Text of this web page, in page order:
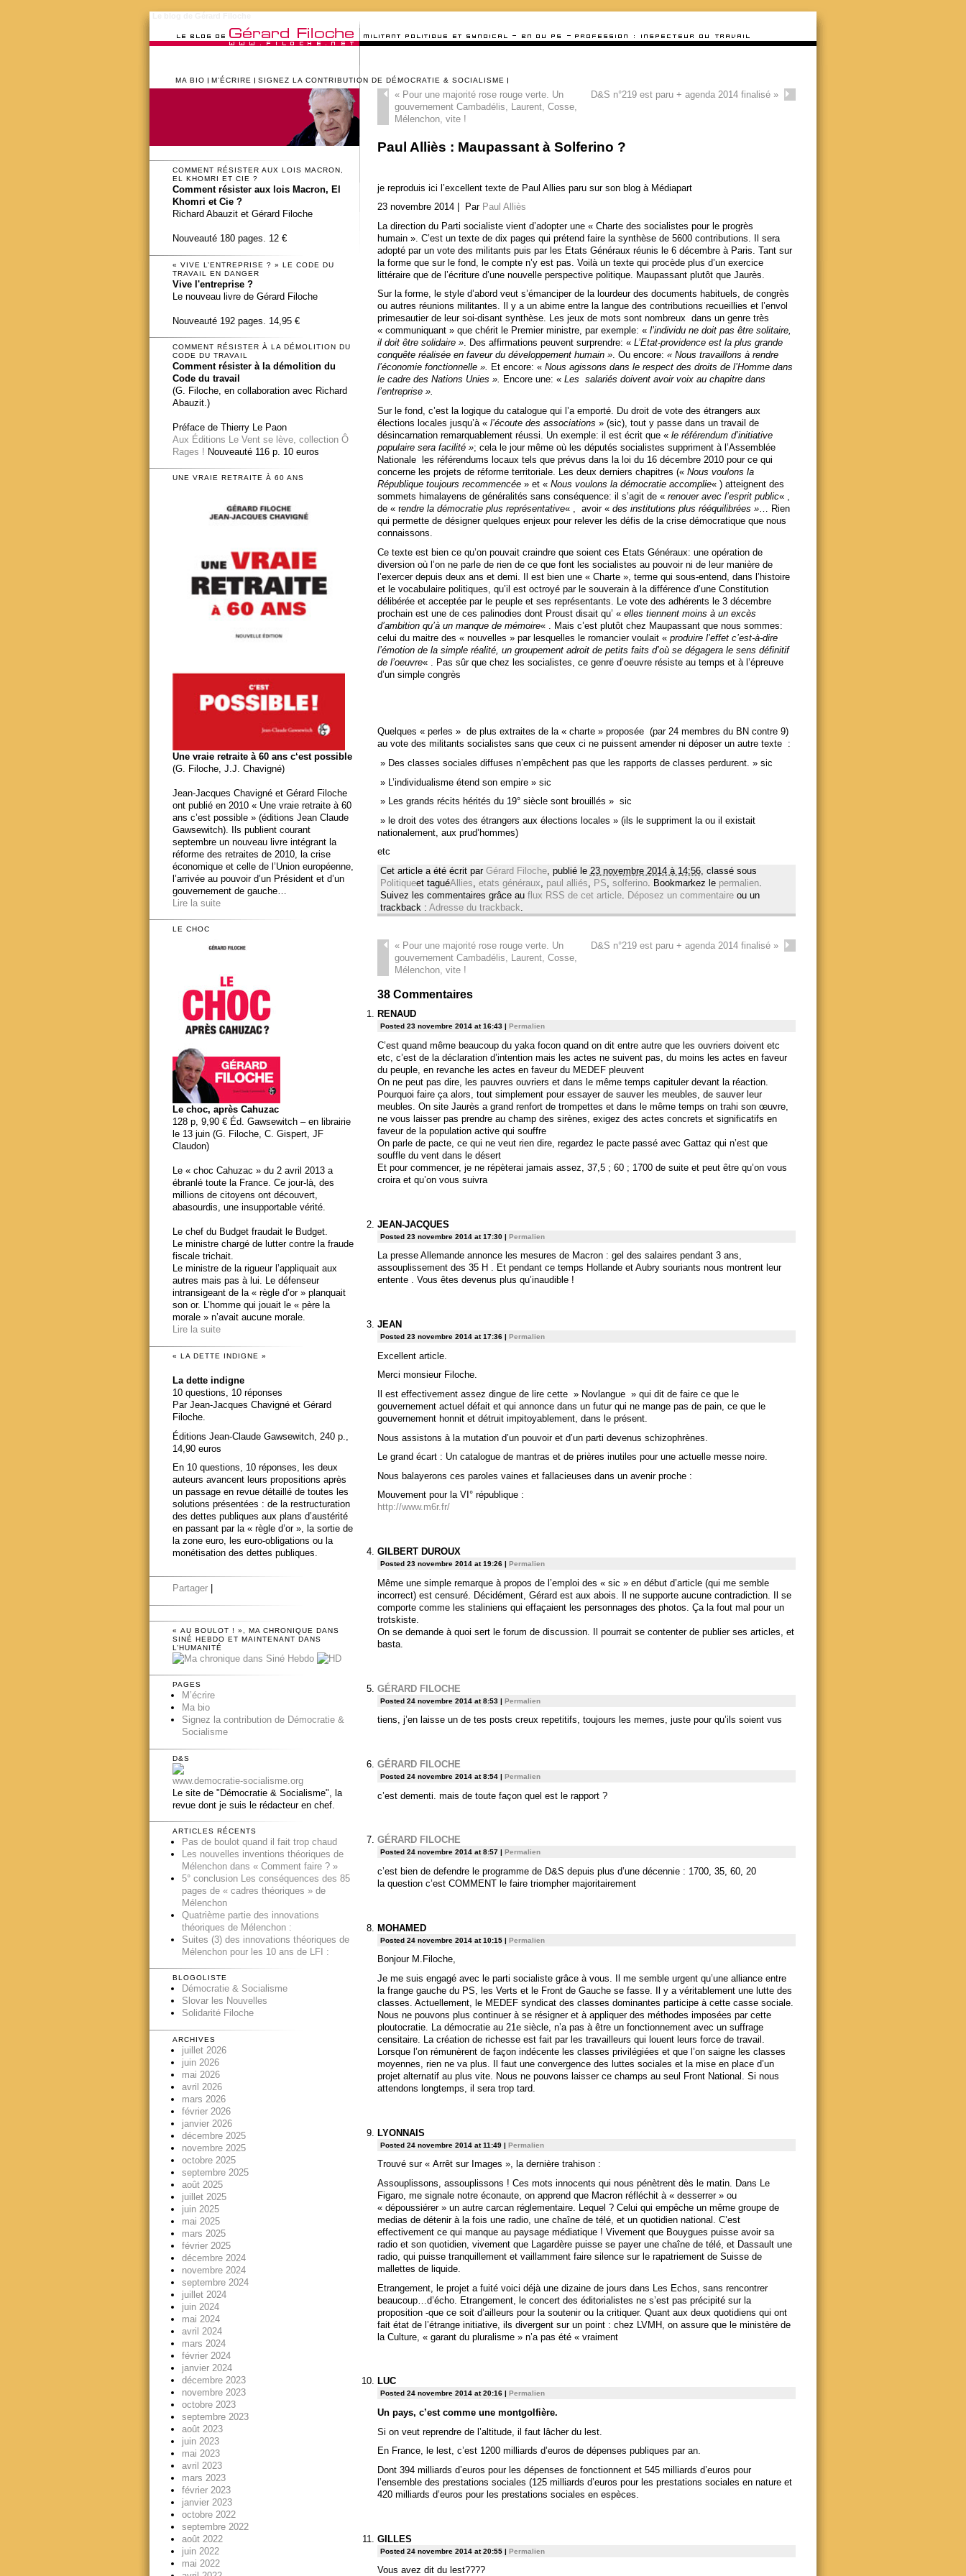
MA BIO M’ÉCRIRE SIGNEZ LA CONTRIBUTION DE DÉMOCRATIE & SOCIALISME
«Pour une majorité rose rouge verte. Un
gouvernement Cambadélis, Laurent, Cosse,
Mélenchon, vite !
D&S n°219 est paru + agenda 2014 finalisé»
Paul Alliès : Maupassant à Solferino ?
je reproduis ici l’excellent texte de Paul Allies paru sur son blog à Médiapart
23 novembre 2014 | Par Paul Alliès
La direction du Parti socialiste vient d’adopter une « Charte des socialistes pour le progrès
humain ». C’est un texte de dix pages qui prétend faire la synthèse de 5600 contributions. Il sera
adopté par un vote des militants puis par les Etats Généraux réunis le 6 décembre à Paris. Tant sur
la forme que sur le fond, le compte n’y est pas. Voilà un texte qui procède plus d’un exercice
littéraire que de l’écriture d’une nouvelle perspective politique. Maupassant plutôt que Jaurès.
Sur la forme, le style d’abord veut s’émanciper de la lourdeur des documents habituels, de congrès
ou autres réunions militantes. Il y a un abime entre la langue des contributions recueillies et l’envol
primesautier de leur soi-disant synthèse. Les jeux de mots sont nombreux dans un genre très
« communiquant » que chérit le Premier ministre, par exemple: « l’individu ne doit pas être solitaire,
il doit être solidaire ». Des affirmations peuvent surprendre: « L’Etat-providence est la plus grande
conquête réalisée en faveur du développement humain ». Ou encore: « Nous travaillons à rendre
l’économie fonctionnelle ». Et encore: « Nous agissons dans le respect des droits de l’Homme dans
le cadre des Nations Unies ». Encore une: « Les salariés doivent avoir voix au chapitre dans
l’entreprise ».
Sur le fond, c’est la logique du catalogue qui l’a emporté. Du droit de vote des étrangers aux
élections locales jusqu’à « l’écoute des associations » (sic), tout y passe dans un travail de
désincarnation remarquablement réussi. Un exemple: il est écrit que « le référendum d’initiative
populaire sera facilité »; cela le jour même où les députés socialistes suppriment à l’Assemblée
Nationale les référendums locaux tels que prévus dans la loi du 16 décembre 2010 pour ce qui
concerne les projets de réforme territoriale. Les deux derniers chapitres (« Nous voulons la
République toujours recommencée» et « Nous voulons la démocratie accomplie« ) atteignent des
sommets himalayens de généralités sans conséquence: il s’agit de « renouer avec l’esprit public« ,
de « rendre la démocratie plus représentative« , avoir « des institutions plus rééquilibrées »… Rien
qui permette de désigner quelques enjeux pour relever les défis de la crise démocratique que nous
connaissons.
Ce texte est bien ce qu’on pouvait craindre que soient ces Etats Généraux: une opération de
diversion où l’on ne parle de rien de ce que font les socialistes au pouvoir ni de leur manière de
l’exercer depuis deux ans et demi. Il est bien une « Charte », terme qui sous-entend, dans l’histoire
et le vocabulaire politiques, qu’il est octroyé par le souverain à la différence d’une Constitution
délibérée et acceptée par le peuple et ses représentants. Le vote des adhérents le 3 décembre
prochain est une de ces palinodies dont Proust disait qu’ « elles tiennent moins à un excès
d’ambition qu’à un manque de mémoire« . Mais c’est plutôt chez Maupassant que nous sommes:
celui du maitre des « nouvelles » par lesquelles le romancier voulait « produire l’effet c’est-à-dire
l’émotion de la simple réalité, un groupement adroit de petits faits d’où se dégagera le sens définitif
de l’oeuvre« . Pas sûr que chez les socialistes, ce genre d’oeuvre résiste au temps et à l’épreuve
d’un simple congrès
Quelques « perles » de plus extraites de la « charte » proposée (par 24 membres du BN contre 9)
au vote des militants socialistes sans que ceux ci ne puissent amender ni déposer un autre texte :
» Des classes sociales diffuses n’empêchent pas que les rapports de classes perdurent. » sic
» L’individualisme étend son empire » sic
» Les grands récits hérités du 19° siècle sont brouillés » sic
» le droit des votes des étrangers aux élections locales » (ils le suppriment la ou il existait
nationalement, aux prud’hommes)
etc
Cet article a été écrit par Gérard Filoche, publié le 23 novembre 2014 à 14:56, classé sous
Politiqueet taguéAllies etats généraux paul alliés PS solferino. Bookmarkez le permalien.
Suivez les commentaires grâce au flux RSS de cet article. Déposez un commentaireou un
trackback : Adresse du trackback
«Pour une majorité rose rouge verte. Un
gouvernement Cambadélis, Laurent, Cosse,
Mélenchon, vite !
D&S n°219 est paru + agenda 2014 finalisé»
38Commentaires
RENAUD
Posted 23 novembre 2014 at 16:43 Permalien
C’est quand même beaucoup du yaka focon quand on dit entre autre que les ouvriers doivent etc
etc, c’est de la déclaration d’intention mais les actes ne suivent pas, du moins les actes en faveur
du peuple, en revanche les actes en faveur du MEDEF pleuvent
On ne peut pas dire, les pauvres ouvriers et dans le même temps capituler devant la réaction.
Pourquoi faire ça alors, tout simplement pour essayer de sauver les meubles, de sauver leur
meubles. On site Jaurès a grand renfort de trompettes et dans le même temps on trahi son œuvre,
ne vous laisser pas prendre au champ des sirènes, exigez des actes concrets et significatifs en
faveur de la population active qui souffre
On parle de pacte, ce qui ne veut rien dire, regardez le pacte passé avec Gattaz qui n’est que
souffle du vent dans le désert
Et pour commencer, je ne répèterai jamais assez, 37,5 ; 60 ; 1700 de suite et peut être qu’on vous
croira et qu’on vous suivra
JEAN-JACQUES
Posted 23 novembre 2014 at 17:30 | Permalien
La presse Allemande annonce les mesures de Macron : gel des salaires pendant 3 ans,
assouplissement des 35 H . Et pendant ce temps Hollande et Aubry souriants nous montrent leur
entente . Vous êtes devenus plus qu’inaudible !
JEAN
Posted 23 novembre 2014 at 17:36 | Permalien
Excellent article.
Merci monsieur Filoche.
Il est effectivement assez dingue de lire cette » Novlangue » qui dit de faire ce que le
gouvernement actuel défait et qui annonce dans un futur qui ne mange pas de pain, ce que le
gouvernement honnit et détruit impitoyablement, dans le présent.
Nous assistons à la mutation d’un pouvoir et d’un parti devenus schizophrènes.
Le grand écart : Un catalogue de mantras et de prières inutiles pour une actuelle messe noire.
Nous balayerons ces paroles vaines et fallacieuses dans un avenir proche :
Mouvement pour la VI° république :
http://www.m6r.fr/
GILBERT DUROUX
Posted 23 novembre 2014 at 19:26 | Permalien
Même une simple remarque à propos de l’emploi des « sic » en début d’article (qui me semble
incorrect) est censuré. Décidément, Gérard est aux abois. Il ne supporte aucune contradiction. Il se
comporte comme les staliniens qui effaçaient les personnages des photos. Ça la fout mal pour un
trotskiste.
On se demande à quoi sert le forum de discussion. Il pourrait se contenter de publier ses articles, et
basta.
GÉRARD FILOCHE
Posted 24 novembre 2014 at 8:53 | Permalien
tiens, j’en laisse un de tes posts creux repetitifs, toujours les memes, juste pour qu’ils soient vus
GÉRARD FILOCHE
Posted 24 novembre 2014 at 8:54 | Permalien
c’est dementi. mais de toute façon quel est le rapport ?
GÉRARD FILOCHE
Posted 24 novembre 2014 at 8:57 Permalien
c’est bien de defendre le programme de D&S depuis plus d’une décennie : 1700, 35, 60, 20
la question c’est COMMENT le faire triompher majoritairement
MOHAMED
Posted 24 novembre 2014 at 10:15 | Permalien
Bonjour M.Filoche,
Je me suis engagé avec le parti socialiste grâce à vous. Il me semble urgent qu’une alliance entre
la frange gauche du PS, les Verts et le Front de Gauche se fasse. Il y a véritablement une lutte des
classes. Actuellement, le MEDEF syndicat des classes dominantes participe à cette casse sociale.
Nous ne pouvons plus continuer à se résigner et à appliquer des méthodes imposées par cette
ploutocratie. La démocratie au 21e siècle, n’a pas à être un fonctionnement avec un suffrage
censitaire. La création de richesse est fait par les travailleurs qui louent leurs force de travail.
Lorsque l’on rémunèrent de façon indécente les classes privilégiées et que l’on saigne les classes
moyennes, rien ne va plus. Il faut une convergence des luttes sociales et la mise en place d’un
projet alternatif au plus vite. Nous ne pouvons laisser ce champs au seul Front National. Si nous
attendons longtemps, il sera trop tard.
LYONNAIS
Posted 24 novembre 2014 at 11:49 | Permalien
Trouvé sur « Arrêt sur Images », la dernière trahison :
Assouplissons, assouplissons ! Ces mots innocents qui nous pénètrent dès le matin. Dans Le
Figaro, me signale notre éconaute, on apprend que Macron réfléchit à « desserrer » ou
« dépoussiérer » un autre carcan réglementaire. Lequel ? Celui qui empêche un même groupe de
medias de détenir à la fois une radio, une chaîne de télé, et un quotidien national. C’est
effectivement ce qui manque au paysage médiatique ! Vivement que Bouygues puisse avoir sa
radio et son quotidien, vivement que Lagardère puisse se payer une chaîne de télé, et Dassault une
radio, qui puisse tranquillement et vaillamment faire silence sur le rapatriement de Suisse de
mallettes de liquide.
Etrangement, le projet a fuité voici déjà une dizaine de jours dans Les Echos, sans rencontrer
beaucoup…d’écho. Etrangement, le concert des éditorialistes ne s’est pas précipité sur la
proposition -que ce soit d’ailleurs pour la soutenir ou la critiquer. Quant aux deux quotidiens qui ont
fait état de l’étrange initiative, ils divergent sur un point : chez LVMH, on assure que le ministère de
la Culture, « garant du pluralisme » n’a pas été « vraiment
LUC
Posted 24 novembre 2014 at 20:16 | Permalien
Un pays, c’est comme une montgolfière.
Si on veut reprendre de l’altitude, il faut lâcher du lest.
En France, le lest, c’est 1200 milliards d’euros de dépenses publiques par an.
Dont 394 milliards d’euros pour les dépenses de fonctionnent et 545 milliards d’euros pour
l’ensemble des prestations sociales (125 milliards d’euros pour les prestations sociales en nature et
420 milliards d’euros pour les prestations sociales en espèces.
GILLES
Posted 24 novembre 2014 at 20:55 | Permalien
Vous avez dit du lest????
COMMENT RÉSISTER AUX LOIS MACRON,
EL KHOMRI ET CIE ?
Comment résister aux lois Macron, El
Khomri et Cie ?
Richard Abauzit et Gérard Filoche
Nouveauté 180 pages. 12 €
« VIVE L’ENTREPRISE ? » LE CODE DU
TRAVAIL EN DANGER
Vive l'entreprise ?
Le nouveau livre de Gérard Filoche
Nouveauté 192 pages. 14,95 €
COMMENT RÉSISTER À LA DÉMOLITION DU
CODE DU TRAVAIL
Comment résister à la démolition du
Code du travail
(G. Filoche, en collaboration avec Richard
Abauzit.)
Préface de Thierry Le Paon
Aux Éditions Le Vent se lève, collection Ô
Rages ! Nouveauté 116 p. 10 euros
UNE VRAIE RETRAITE À 60 ANS
Une vraie retraite à 60 ans c‘est possible
(G. Filoche, J.J. Chavigné)
Jean-Jacques Chavigné et Gérard Filoche
ont publié en 2010 « Une vraie retraite à 60
ans c’est possible » (éditions Jean Claude
Gawsewitch). Ils publient courant
septembre un nouveau livre intégrant la
réforme des retraites de 2010, la crise
économique et celle de l’Union européenne,
l’arrivée au pouvoir d’un Président et d’un
gouvernement de gauche…
Lire la suite
LE CHOC
Le choc, après Cahuzac
128 p, 9,90 € Éd. Gawsewitch – en librairie
le 13 juin (G. Filoche, C. Gispert, JF
Claudon)
Le « choc Cahuzac » du 2 avril 2013 a
ébranlé toute la France. Ce jour-là, des
millions de citoyens ont découvert,
abasourdis, une insupportable vérité.
Le chef du Budget fraudait le Budget.
Le ministre chargé de lutter contre la fraude
fiscale trichait.
Le ministre de la rigueur l’appliquait aux
autres mais pas à lui. Le défenseur
intransigeant de la « règle d’or » planquait
son or. L’homme qui jouait le « père la
morale » n’avait aucune morale.
Lire la suite
« LA DETTE INDIGNE »
La dette indigne
10 questions, 10 réponses
Par Jean-Jacques Chavigné et Gérard
Filoche.
Éditions Jean-Claude Gawsewitch, 240 p.,
14,90 euros
En 10 questions, 10 réponses, les deux
auteurs avancent leurs propositions après
un passage en revue détaillé de toutes les
solutions présentées : de la restructuration
des dettes publiques aux plans d’austérité
en passant par la « règle d’or », la sortie de
la zone euro, les euro-obligations ou la
monétisation des dettes publiques.
Partager
« AU BOULOT ! », MA CHRONIQUE DANS
SINÉ HEBDO ET MAINTENANT DANS
L’HUMANITÉ
PAGES
M’écrire
Ma bio
Signez la contribution de Démocratie &
Socialisme
D&S
www.democratie-socialisme.org
Le site de "Démocratie & Socialisme", la
revue dont je suis le rédacteur en chef.
ARTICLES RÉCENTS
Pas de boulot quand il fait trop chaud
Les nouvelles inventions théoriques de
Mélenchon dans « Comment faire ? »
5° conclusion Les conséquences des 85
pages de « cadres théoriques » de
Mélenchon
Quatrième partie des innovations
théoriques de Mélenchon :
Suites (3) des innovations théoriques de
Mélenchon pour les 10 ans de LFI :
BLOGOLISTE
Démocratie & Socialisme
Slovar les Nouvelles
Solidarité Filoche
ARCHIVES
juillet 2026
juin 2026
mai 2026
avril 2026
mars 2026
février 2026
janvier 2026
décembre 2025
novembre 2025
octobre 2025
septembre 2025
août 2025
juillet 2025
juin 2025
mai 2025
mars 2025
février 2025
décembre 2024
novembre 2024
septembre 2024
juillet 2024
juin 2024
mai 2024
avril 2024
mars 2024
février 2024
janvier 2024
décembre 2023
novembre 2023
octobre 2023
septembre 2023
août 2023
juin 2023
mai 2023
avril 2023
mars 2023
février 2023
janvier 2023
octobre 2022
septembre 2022
août 2022
juin 2022
mai 2022